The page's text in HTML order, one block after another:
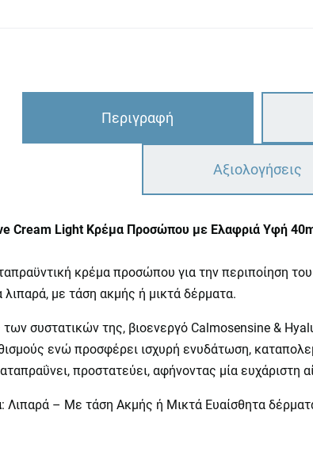
Περιγραφή
Αξιολογήσεις
Cream Light Κρέμα Προσώπου με Ελαφριά Υφή
κρέμα προσώπου για την περιποίηση
λιπαρά, με τάση ακμής ή μικτά δέρματα.
συστατικών της, βιοενεργό Calmosensine &
ενώ προσφέρει ισχυρή ενυδάτωση,
προστατεύει, αφήνοντας μία ευχάριστη
: Λιπαρά – Με τάση Ακμής ή Μικτά Ευαίσθητα